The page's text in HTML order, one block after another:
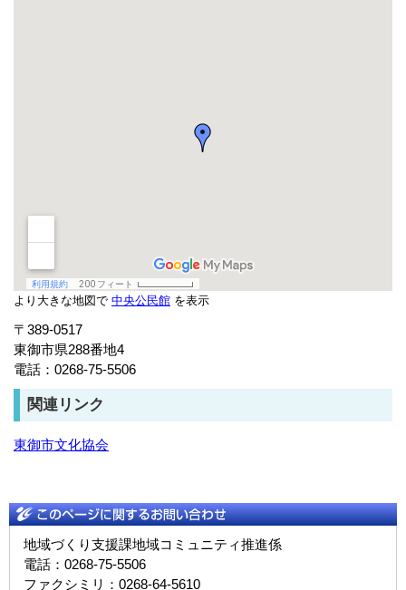
より大きな地図で 中央公民館 を表示
〒389-0517
東御市県288番地4
電話：0268-75-5506
関連リンク
東御市文化協会
地域づくり支援課地域コミュニティ推進係
電話：0268-75-5506
ファクシミリ：0268-64-5610